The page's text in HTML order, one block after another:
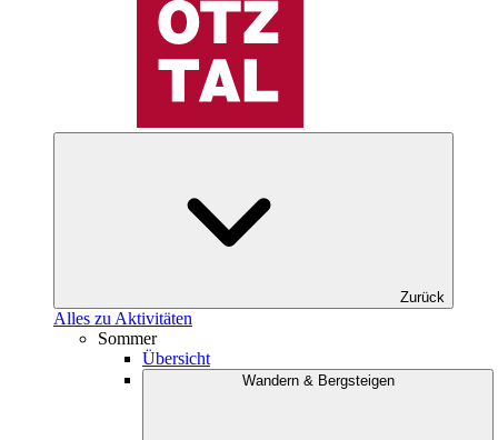
Zurück
Alles zu Aktivitäten
Sommer
Übersicht
Wandern & Bergsteigen